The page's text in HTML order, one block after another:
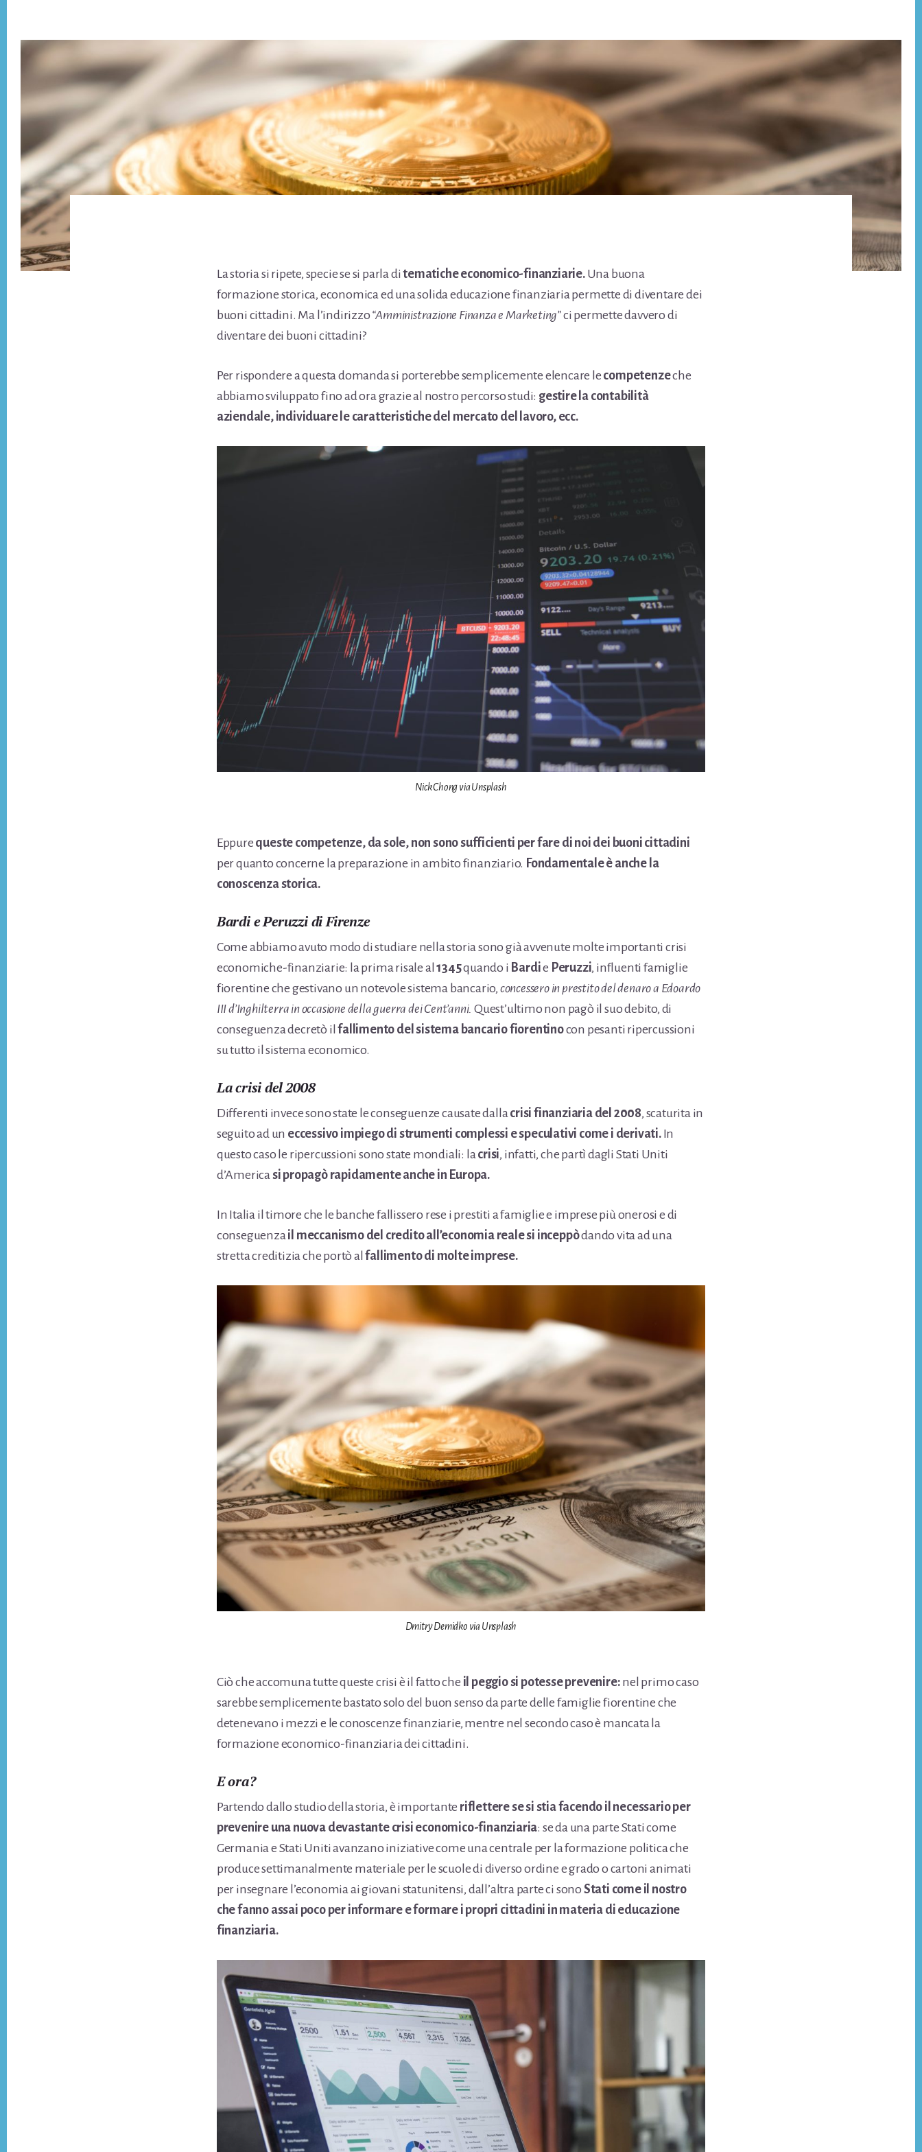
La storia si ripete, specie se si parla ditematiche economico-finanziarie.Una buona
formazione storica, economica ed una solida educazione finanziaria permette di diventare dei
buoni cittadini. Ma l’indirizzo “Amministrazione Finanza e Marketing”ci permette davvero di
diventare dei buoni cittadini?
Per rispondere a questa domanda si porterebbe semplicemente elencare le competenzeche
abbiamo sviluppato fino ad ora grazie al nostro percorso studi: gestire la contabilità
aziendale, individuare le caratteristiche del mercato del lavoro, ecc.
Nick Chong via Unsplash
Eppure queste competenze, da sole, non sono sufficienti per fare di noi dei buoni cittadini
per quanto concerne la preparazione in ambito finanziario. Fondamentale è anche la
conoscenza storica.
Bardi e Peruzzi di Firenze
Come abbiamo avuto modo di studiare nella storia sono già avvenute molte importanti crisi
economiche-finanziarie: la prima risale al1345quando i Bardie Peruzzi, influenti famiglie
fiorentine che gestivano un notevole sistema bancario, concessero in prestito del denaro a Edoardo
III d’Inghilterra in occasione della guerra dei Cent’anni. Quest’ultimo non pagò il suo debito, di
conseguenza decretò ilfallimento del sistema bancario fiorentinocon pesanti ripercussioni
su tutto il sistema economico.
La crisi del 2008
Differenti invece sono state le conseguenze causate dallacrisi finanziaria del 2008, scaturita in
seguito ad un eccessivo impiego di strumenti complessi e speculativi come i derivati.In
questo caso le ripercussioni sono state mondiali: lacrisi, infatti, che partì dagli Stati Uniti
d’Americasi propagò rapidamente anche in Europa.
In Italia il timore che le banche fallissero rese i prestiti a famiglie e imprese più onerosi e di
conseguenzail meccanismo del credito all’economia reale si inceppòdando vita ad una
stretta creditizia che portò alfallimento di molte imprese.
Dmitry Demidko via Unsplash
Ciò che accomuna tutte queste crisi è il fatto che il peggio si potesse prevenire: nel primo caso
sarebbe semplicemente bastato solo del buon senso da parte delle famiglie fiorentine che
detenevano i mezzi e le conoscenze finanziarie, mentre nel secondo caso è mancata la
formazione economico-finanziaria dei cittadini.
E ora?
Partendo dallo studio della storia, è importante riflettere se si stia facendo il necessario per
prevenire una nuova devastante crisi economico-finanziaria: se da una parte Stati come
Germania e Stati Uniti avanzano iniziative come una centrale per la formazione politica che
produce settimanalmente materiale per le scuole di diverso ordine e grado o cartoni animati
per insegnare l’economia ai giovani statunitensi, dall’altra parte ci sono Stati come il nostro
che fanno assai poco per informare e formare i propri cittadini in materia di educazione
finanziaria.